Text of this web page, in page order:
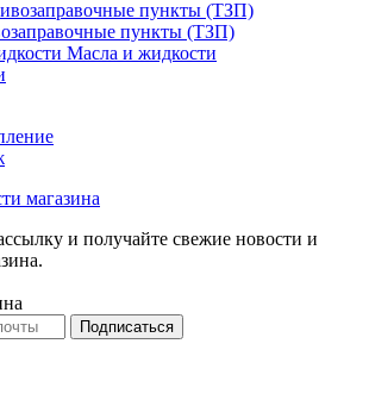
пункты (ТЗП)
Масла и жидкости
магазина
и получайте свежие новости и